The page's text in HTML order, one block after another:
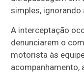
simples, ignorando
A interceptação
denunciarem o
motorista às
acompanhamento,